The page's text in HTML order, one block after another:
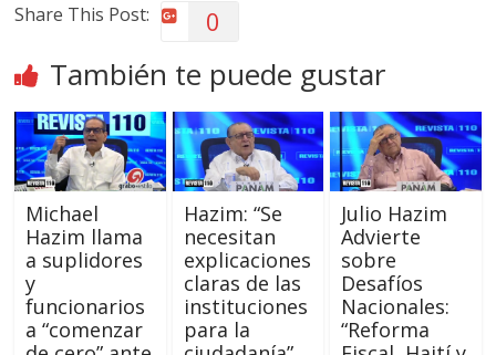
Share This Post: 0
También te puede gustar
Michael
Hazim llama
a suplidores
y
funcionarios
a “comenzar
Hazim: “Se
necesitan
explicaciones
claras de las
instituciones
para la
Julio Hazim
Advierte
sobre
Desafíos
Nacionales:
“Reforma